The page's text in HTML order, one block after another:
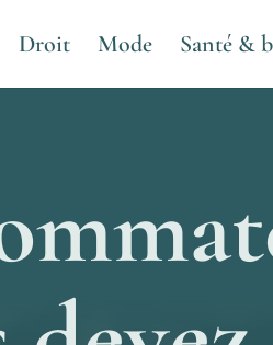
Droit Mode Santé &